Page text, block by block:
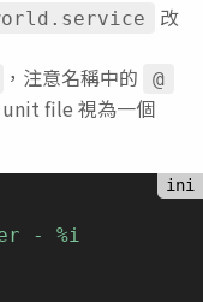
改
，注意名稱中的 @
file 視為一個
- %i